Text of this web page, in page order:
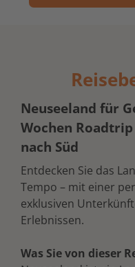
Neuseeland für
Wochen
nach Süd
Entdecken Sie das
Tempo – mit einer
exklusiven
Erlebnissen.
Was Sie von dieser